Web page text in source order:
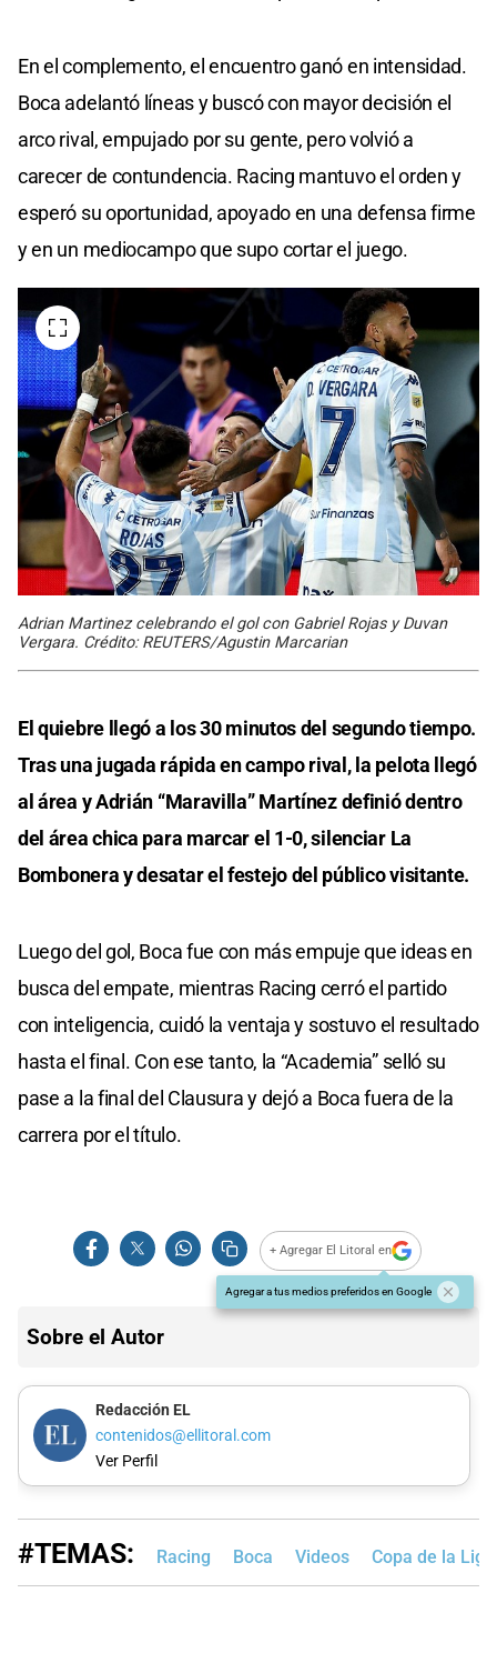
En el complemento, el encuentro ganó en intensidad.
Boca adelantó líneas y buscó con mayor decisión el
arco rival, empujado por su gente, pero volvió a
carecer de contundencia. Racing mantuvo el orden y
esperó su oportunidad, apoyado en una defensa firme
y en un mediocampo que supo cortar el juego.
Adrian Martinez celebrando el gol con Gabriel Rojas y Duvan
Vergara. Crédito: REUTERS/Agustin Marcarian
El quiebre llegó a los 30 minutos del segundo tiempo.
Tras una jugada rápida en campo rival, la pelota llegó
al área y Adrián “Maravilla” Martínez definió dentro
del área chica para marcar el 1-0, silenciar La
Bombonera y desatar el festejo del público visitante.
Luego del gol, Boca fue con más empuje que ideas en
busca del empate, mientras Racing cerró el partido
con inteligencia, cuidó la ventaja y sostuvo el resultado
hasta el final. Con ese tanto, la “Academia” selló su
pase a la final del Clausura y dejó a Boca fuera de la
carrera por el título.
+ Agregar El Litoral en
Agregar a tus medios preferidos en Google
Sobre el Autor
Redacción EL
contenidos@ellitoral.com
Ver Perfil
#TEMAS: Racing Boca Videos Copa de la